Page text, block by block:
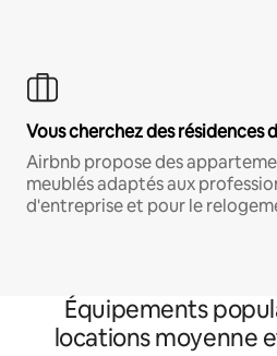
Vous cherchez des résidences
Airbnb propose des
meublés adaptés aux
d'entreprise et pour le
Équipements
locations moyenne